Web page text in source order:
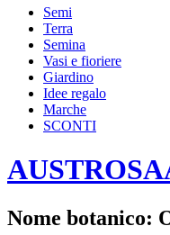
Semi
Terra
Semina
Vasi e fioriere
Giardino
Idee regalo
Marche
SCONTI
Nome botanico: